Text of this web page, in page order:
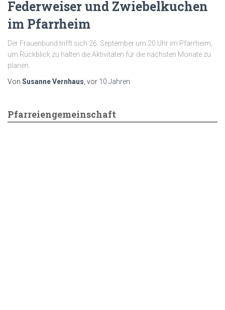
Federweiser und Zwiebelkuchen
im Pfarrheim
Der Frauenbund trifft sich 26. September um 20 Uhr im Pfarrheim,
um Rückblick zu halten die Aktivitäten für die nächsten Monate zu
planen.
Von Susanne Vernhaus , vor 10 Jahren
Pfarreiengemeinschaft